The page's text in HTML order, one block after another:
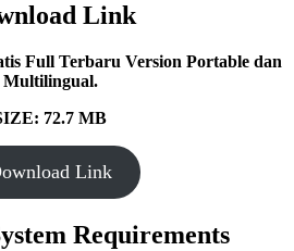
Link
Full Terbaru Version Portable dan
Multilingual.
72.7 MB
Link
Requirements